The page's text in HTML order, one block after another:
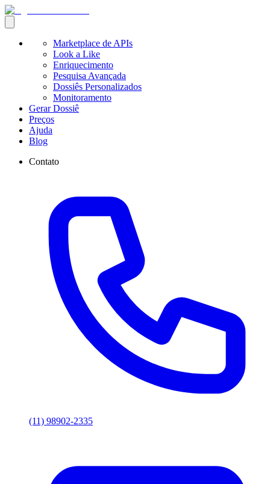
Marketplace de APIs
Look a Like
Enriquecimento
Pesquisa Avançada
Dossiês Personalizados
Monitoramento
Gerar Dossiê
Preços
Ajuda
Blog
Contato
(11) 98902-2335